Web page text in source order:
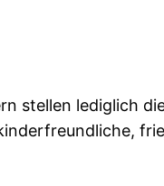
stellen lediglich